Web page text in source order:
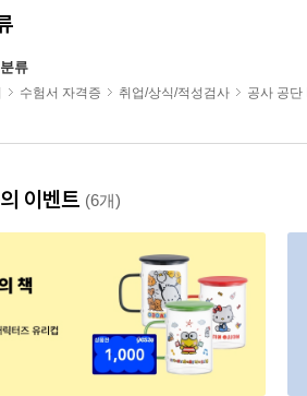
류
수험서 자격증 취업/상식/적성검사 공사 공단
이벤트 (6개)